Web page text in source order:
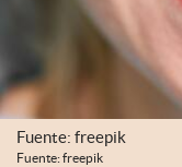
El Cronista Studio
abre en nueva pestaña
Fuente: freepik
Fuente: freepik